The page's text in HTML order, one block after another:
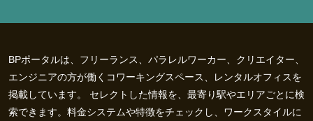
BPポータルは、フリーランス、パラレルワーカー、クリエイター、
エンジニアの方が働くコワーキングスペース、レンタルオフィスを
掲載しています。 セレクトした情報を、最寄り駅やエリアごとに検
索できます。料金システムや特徴をチェックし、ワークスタイルに